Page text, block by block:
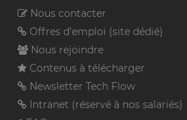
Nous contacter
Offres d'emploi (site dédié)
Nous rejoindre
Contenus à télécharger
Newsletter Tech Flow
Intranet (réservé à nos salariés)